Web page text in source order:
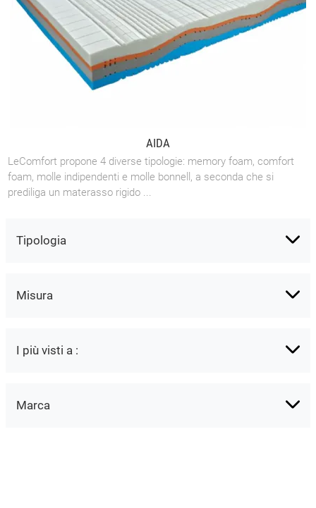
Tipologia
Misura
I più visti a :
Marca
AIDA
LeComfort propone 4 diverse tipologie: memory foam, comfort
foam, molle indipendenti e molle bonnell, a seconda che si
prediliga un materasso rigido ...